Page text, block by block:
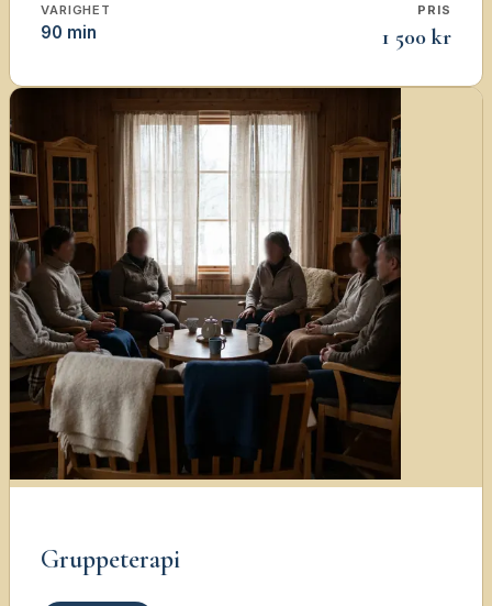
VARIGHET
90 min
PRIS
1 500 kr
Gruppeterapi